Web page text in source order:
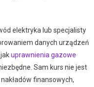
elektryka lub specjalisty
danych urządzeń
uprawnienia gazowe
Sam kurs nie jest
finansowych,